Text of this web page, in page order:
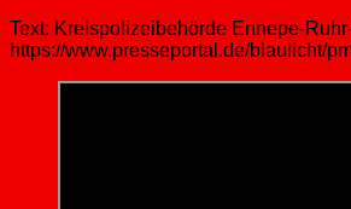
Text: Kreispolizeibehörde Ennepe-
https://www.presseportal.de/blaulicht/